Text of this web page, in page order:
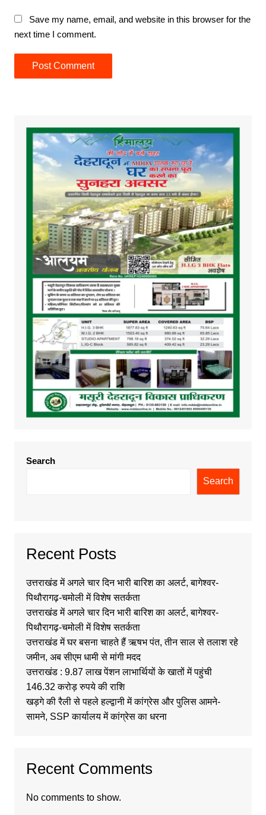
Save my name, email, and website in this browser for the
next time I comment.
Search
Search
Recent Posts
उत्तराखंड में अगले चार दिन भारी बारिश का अलर्ट, बागेश्वर-
पिथौरागढ़-चमोली में विशेष सतर्कता
उत्तराखंड में अगले चार दिन भारी बारिश का अलर्ट, बागेश्वर-
पिथौरागढ़-चमोली में विशेष सतर्कता
उत्तराखंड में घर बसना चाहते हैं ऋषभ पंत, तीन साल से तलाश रहे
जमीन, अब सीएम धामी से मांगी मदद
उत्तराखंड : 9.87 लाख पेंशन लाभार्थियों के खातों में पहुंची
146.32 करोड़ रुपये की राशि
खड़गे की रैली से पहले हल्द्वानी में कांग्रेस और पुलिस आमने-
सामने, SSP कार्यालय में कांग्रेस का धरना
Recent Comments
No comments to show.